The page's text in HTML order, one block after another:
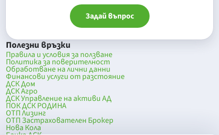
Задай въпрос
Полезни връзки
Правила и условия за ползване
Политика за поверителност
Обработване на лични данни
Финансови услуги от разстояние
ДСК Дом
ДСК Агро
ДСК Управление на активи АД
ПОК ДСК РОДИНА
ОТП Лизинг
ОТП Застрахователен Брокер
Нова Кола